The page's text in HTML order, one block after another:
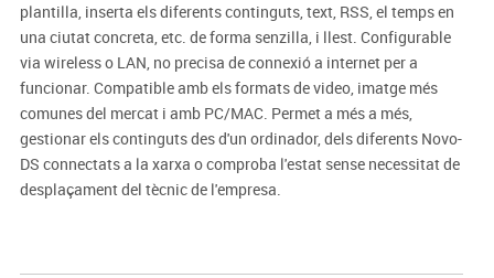
plantilla, inserta els diferents continguts, text, RSS, el temps en
una ciutat concreta, etc. de forma senzilla, i llest. Configurable
via wireless o LAN, no precisa de connexió a internet per a
funcionar. Compatible amb els formats de video, imatge més
comunes del mercat i amb PC/MAC. Permet a més a més,
gestionar els continguts des d'un ordinador, dels diferents Novo-
DS connectats a la xarxa o comproba l'estat sense necessitat de
desplaçament del tècnic de l'empresa.